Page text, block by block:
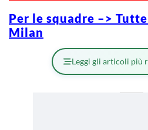
Per le squadre –>
Milan
Leggi gli articoli più